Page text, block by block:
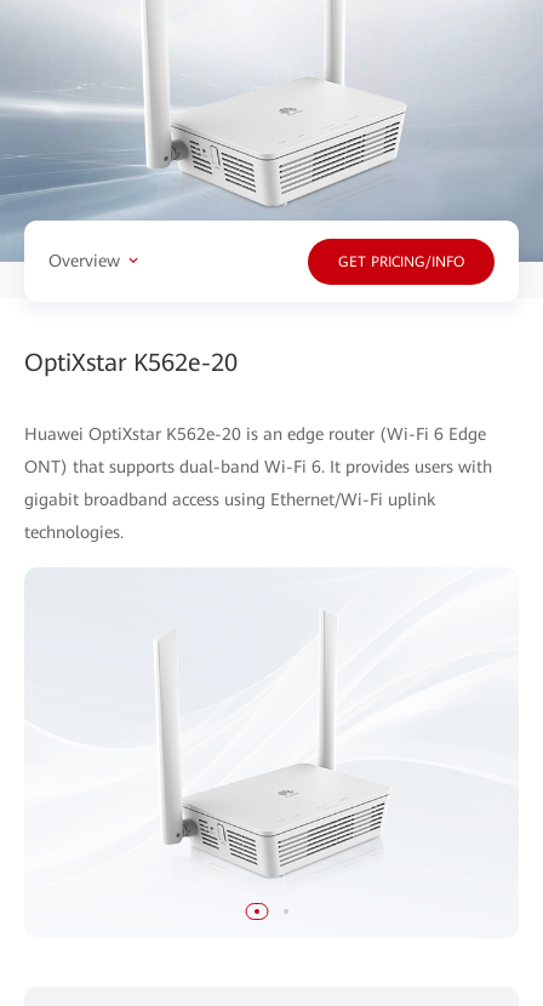
Overview GET PRICING/INFO
OptiXstar K562e-20
Huawei OptiXstar K562e-20 is an edge router (Wi-Fi 6 Edge
ONT) that supports dual-band Wi-Fi 6. It provides users with
gigabit broadband access using Ethernet/Wi-Fi uplink
technologies.